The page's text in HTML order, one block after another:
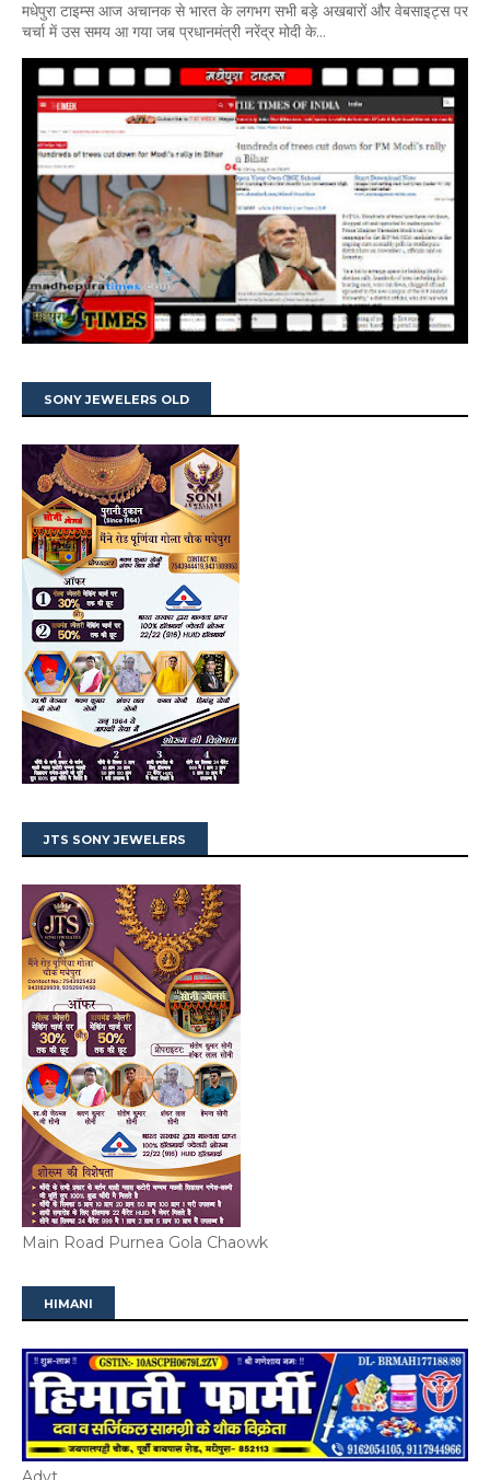
मधेपुरा टाइम्स आज अचानक से भारत के लगभग सभी बड़े अखबारों और वेबसाइट्स पर
चर्चा में उस समय आ गया जब प्रधानमंत्री नरेंद्र मोदी के...
SONY JEWELERS OLD
JTS SONY JEWELERS
Main Road Purnea Gola Chaowk
HIMANI